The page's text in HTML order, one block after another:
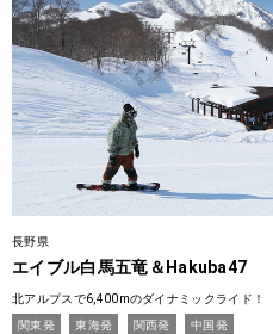
長野県
エイブル白馬五竜＆Hakuba47
北アルプスで6,400mのダイナミックライド！
関東発
東海発 関西発 中国発